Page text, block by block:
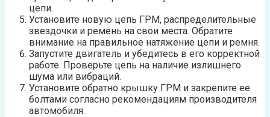
цепи.
Установите новую цепь ГРМ, распределительные
звездочки и ремень на свои места. Обратите
внимание на правильное натяжение цепи и ремня.
Запустите двигатель и убедитесь в его корректной
работе. Проверьте цепь на наличие излишнего
шума или вибраций.
Установите обратно крышку ГРМ и закрепите ее
болтами согласно рекомендациям производителя
автомобиля.